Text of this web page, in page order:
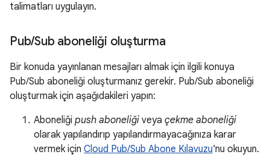
talimatları uygulayın.
Pub/Sub aboneliği oluşturma
Bir konuda yayınlanan mesajları almak için ilgili konuya
Pub/Sub aboneliği oluşturmanız gerekir. Pub/Sub aboneliği
oluşturmak için aşağıdakileri yapın:
Aboneliği push aboneliği veya çekme aboneliği
olarak yapılandırıp yapılandırmayacağınıza karar
vermek için Cloud Pub/Sub Abone Kılavuzu'nu okuyun.